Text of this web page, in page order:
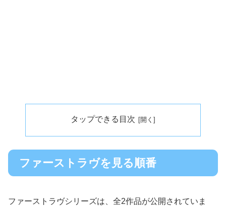
タップできる目次
ファーストラヴを見る順番
ファーストラヴシリーズは、全2作品が公開されていま